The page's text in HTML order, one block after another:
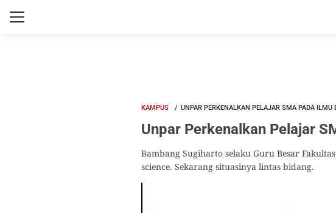
KAMPUS UNPAR PERKENALKAN PELAJAR SMA PADA ILMU
Unpar Perkenalkan Pelajar
Bambang Sugiharto selaku Guru Besar
science. Sekarang situasinya lintas bidang.